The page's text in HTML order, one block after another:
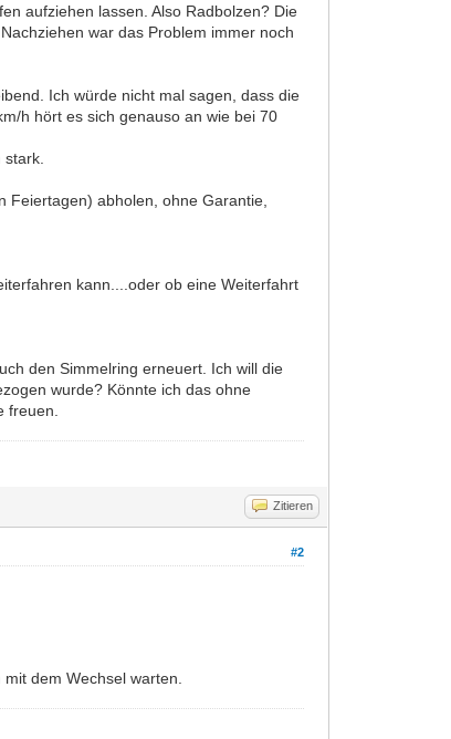
aufziehen lassen. Also Radbolzen? Die
war das Problem immer noch
Ich würde nicht mal sagen, dass die
h hört es sich genauso an wie bei 70
Feiertagen) abholen, ohne Garantie,
kann....oder ob eine Weiterfahrt
den Simmelring erneuert. Ich will die
wurde? Könnte ich das ohne
freuen.
Zitieren
#2
dem Wechsel warten.